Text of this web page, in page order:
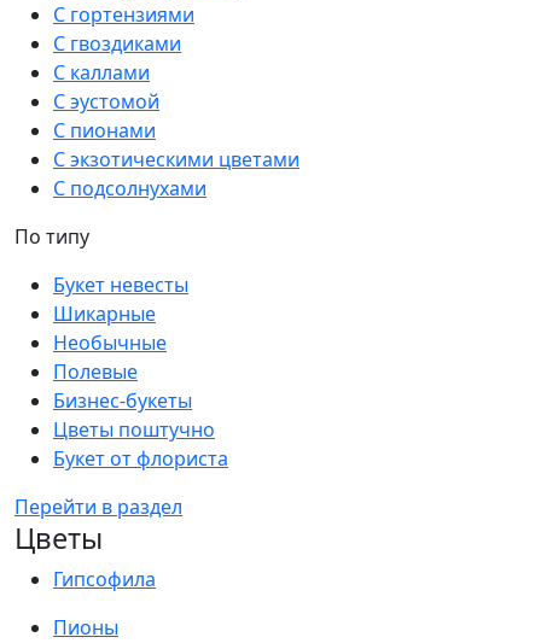
С гортензиями
С гвоздиками
С каллами
С эустомой
С пионами
С экзотическими цветами
С подсолнухами
По типу
Букет невесты
Шикарные
Необычные
Полевые
Бизнес-букеты
Цветы поштучно
Букет от флориста
Перейти в раздел
Цветы
Гипсофила
Пионы